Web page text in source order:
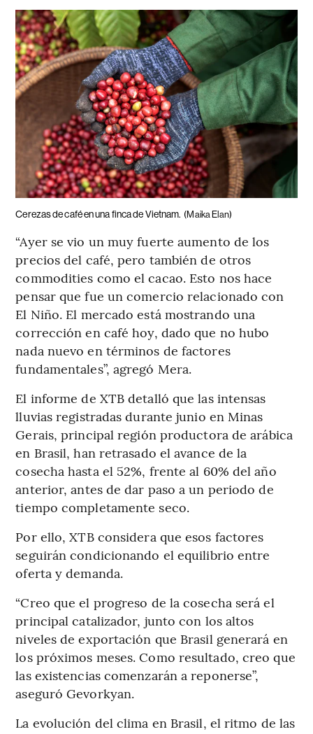
Cerezas de café en una finca de Vietnam. (Maika Elan)
“Ayer se vio un muy fuerte aumento de los
precios del café, pero también de otros
commodities como el cacao. Esto nos hace
pensar que fue un comercio relacionado con
El Niño. El mercado está mostrando una
corrección en café hoy, dado que no hubo
nada nuevo en términos de factores
fundamentales”, agregó Mera.
El informe de XTB detalló que las intensas
lluvias registradas durante junio en Minas
Gerais, principal región productora de arábica
en Brasil, han retrasado el avance de la
cosecha hasta el 52%, frente al 60% del año
anterior, antes de dar paso a un periodo de
tiempo completamente seco.
Por ello, XTB considera que esos factores
seguirán condicionando el equilibrio entre
oferta y demanda.
“Creo que el progreso de la cosecha será el
principal catalizador, junto con los altos
niveles de exportación que Brasil generará en
los próximos meses. Como resultado, creo que
las existencias comenzarán a reponerse”,
aseguró Gevorkyan.
La evolución del clima en Brasil, el ritmo de las